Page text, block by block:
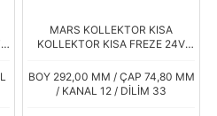
MARS KOLLEKTOR KISA
KOLLEKTOR KISA FREZE 24V
MAGIRUS 63207143 601
BOY 292,00 MM / ÇAP 74,80 MM
/ KANAL 12 / DİLİM 33